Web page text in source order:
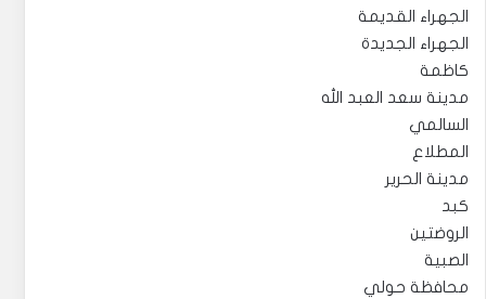
الجهراء القديمة
الجهراء الجديدة
كاظمة
مدينة سعد العبد الله
السالمي
المطلاع
مدينة الحرير
كبد
الروضتين
الصبية
محافظة حولي